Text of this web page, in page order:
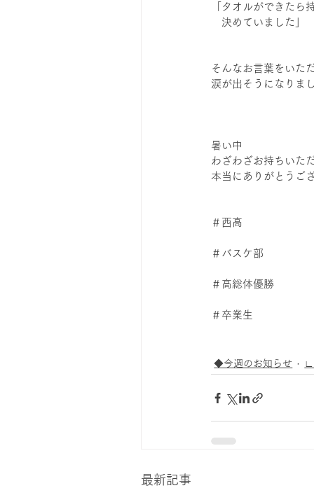
「タオルができたら
決めていました」
そんなお言葉をいた
涙が出そうになりま
暑い中
わざわざお持ちいた
本当にありがとうご
＃西高
＃バスケ部
＃高総体優勝
＃卒業生
◆今週のお知らせ ∟
最新記事